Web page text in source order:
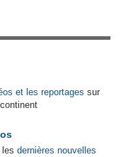
et les reportages sur
les dernières nouvelles